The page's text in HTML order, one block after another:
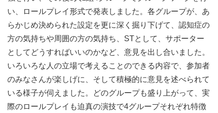
い、ロールプレイ形式で発表しました。各グループが、あ
らかじめ決められた設定を更に深く掘り下げて、認知症の
方の気持ちや周囲の方の気持ち、STとして、サポーター
としてどうすればいいのかなど、意見を出し合いました。
いろいろな人の立場で考えることのできる内容で、参加者
のみなさんが楽しげに、そして積極的に意見を述べられて
いる様子が伺えました。どのグループも盛り上がって、実
際のロールプレイも迫真の演技で4グループそれぞれ特徴